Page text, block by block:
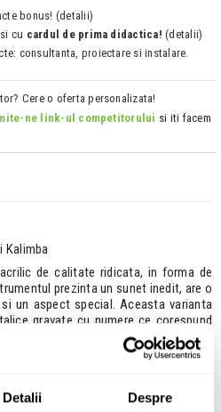
Detalii Despre
bonus! (detalii)
cu cardul de prima didactica! (detalii)
consultanta, proiectare si instalare.
Cere o oferta personalizata!
ne link-ul competitorului si iti facem
Kalimba
de calitate ridicata, in forma de
prezinta un sunet inedit, are o
un aspect special. Aceasta varianta
gravate cu numere ce corespund
Do major. Mini kalimba include un
sau ca bratara.